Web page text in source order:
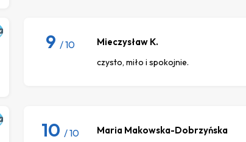
9 / 10 Mieczysław K.
czysto, miło i spokojnie.
10 / 10 Maria Makowska-Dobrzyńska